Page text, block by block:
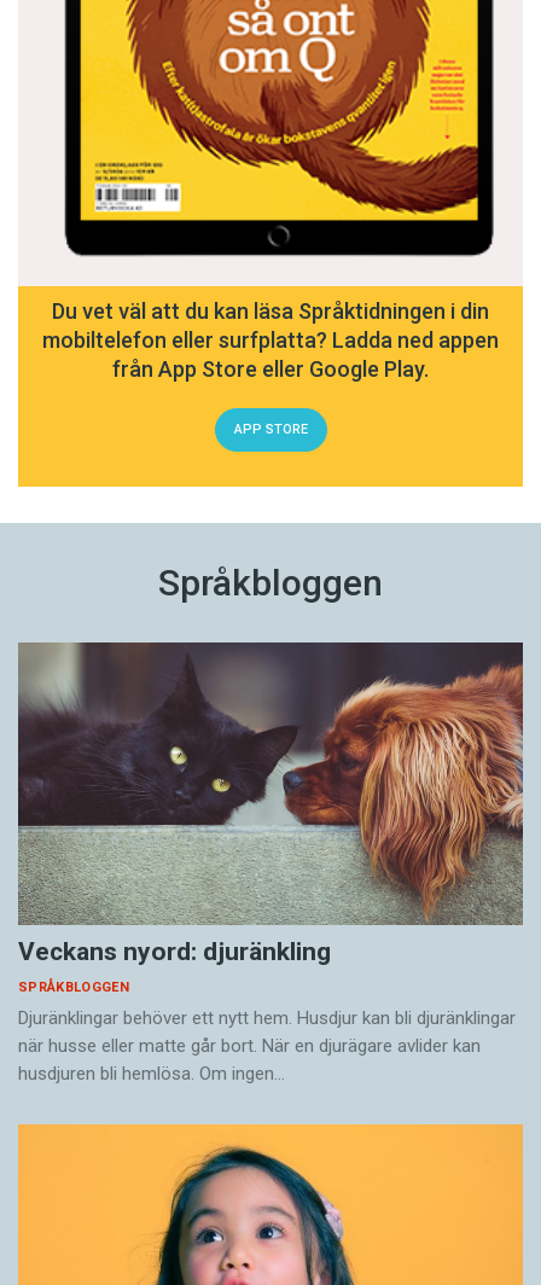
Du vet väl att du kan läsa Språktidningen i din
mobiltelefon eller surfplatta? Ladda ned appen
från App Store eller Google Play.
APP STORE
Språkbloggen
Veckans nyord: djuränkling
SPRÅKBLOGGEN
Djuränklingar behöver ett nytt hem. Husdjur kan bli djuränklingar
när husse eller matte går bort. När en djurägare avlider kan
husdjuren bli hemlösa. Om ingen…